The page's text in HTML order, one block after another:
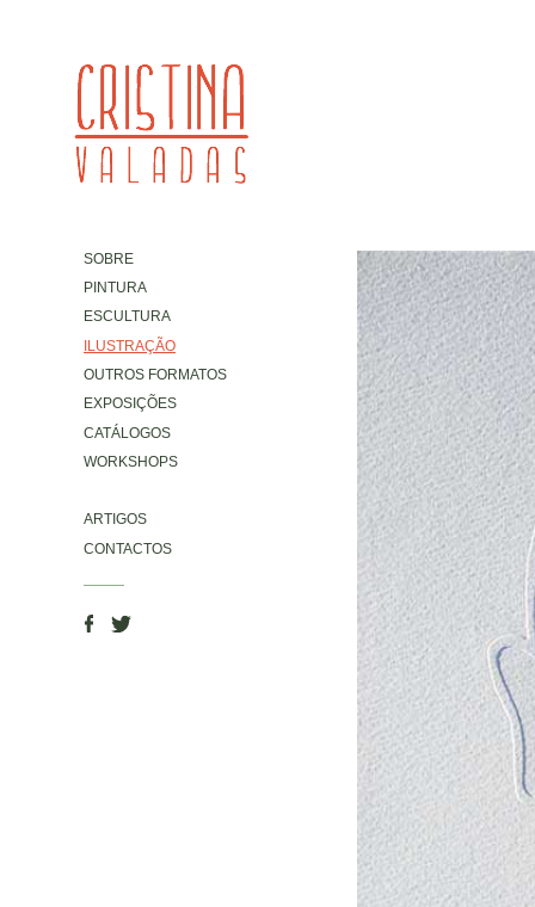
ILUSTRAÇÃO
SOBRE
PINTURA
ESCULTURA
OUTROS FORMATOS
EXPOSIÇÕES
ARTIGOS
CATÁLOGOS
WORKSHOPS
CONTACTOS